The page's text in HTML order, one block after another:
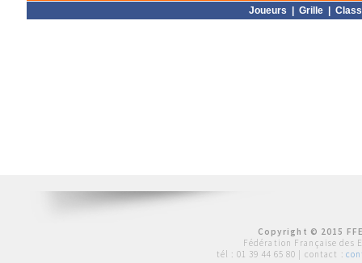
Joueurs Grille
Copyright © 2015
Fédération Française des
tél : 01 39 44 65 80 | contact :